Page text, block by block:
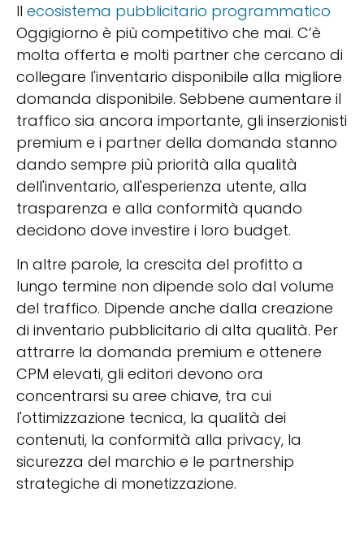
Il ecosistema pubblicitario programmatico
Oggigiorno è più competitivo che mai. C’è
molta offerta e molti partner che cercano di
collegare l'inventario disponibile alla migliore
domanda disponibile. Sebbene aumentare il
traffico sia ancora importante, gli inserzionisti
premium e i partner della domanda stanno
dando sempre più priorità alla qualità
dell'inventario, all'esperienza utente, alla
trasparenza e alla conformità quando
decidono dove investire i loro budget.
In altre parole, la crescita del profitto a
lungo termine non dipende solo dal volume
del traffico. Dipende anche dalla creazione
di inventario pubblicitario di alta qualità. Per
attrarre la domanda premium e ottenere
CPM elevati, gli editori devono ora
concentrarsi su aree chiave, tra cui
l'ottimizzazione tecnica, la qualità dei
contenuti, la conformità alla privacy, la
sicurezza del marchio e le partnership
strategiche di monetizzazione.